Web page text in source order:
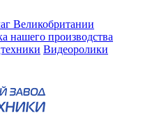
нашего производства
Видеоролики